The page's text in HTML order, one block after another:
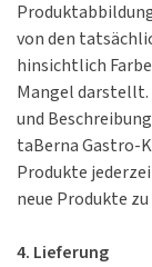
von den
hinsichtlich
Mangel darstellt.
und
taBerna Gastro-
Produkte
neue Produkte
4. Lieferung